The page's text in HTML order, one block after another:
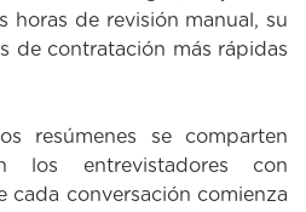
horas de revisión manual, su
de contratación más rápidas
resúmenes se comparten
los entrevistadores con
cada conversación comienza